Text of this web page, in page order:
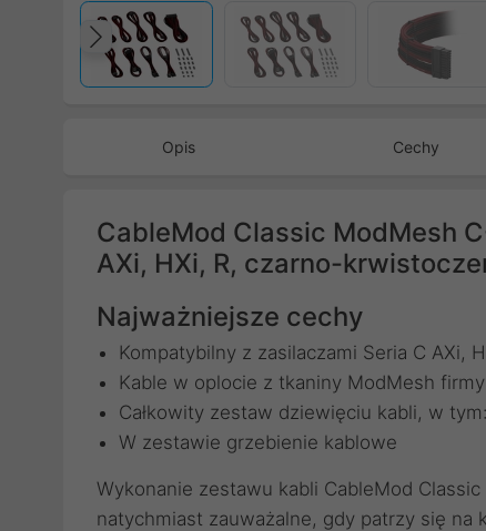
Poprzedni
Opis Cechy
CableMod Classic ModMesh
AXi, HXi, R, czarno-
Najważniejsze cechy
Kompatybilny z zasilaczami Seria C AXi,
Kable w oplocie z tkaniny ModMesh
Całkowity zestaw dziewięciu kabli, w
W zestawie grzebienie kablowe
Wykonanie zestawu kabli CableMod
natychmiast zauważalne, gdy patrzy się na